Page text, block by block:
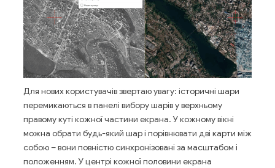
Для нових користувачів звертаю увагу: історичні шари
перемикаються в панелі вибору шарів у верхньому
правому куті кожної частини екрана. У кожному вікні
можна обрати будь-який шар і порівнювати дві карти між
собою – вони повністю синхронізовані за масштабом і
положенням. У центрі кожної половини екрана